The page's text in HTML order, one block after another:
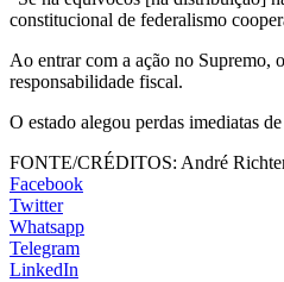
constitucional de federalismo
Ao entrar com a ação no Supremo,
responsabilidade fiscal.
O estado alegou perdas imediatas
FONTE/CRÉDITOS: André
Facebook
Twitter
Whatsapp
Telegram
LinkedIn